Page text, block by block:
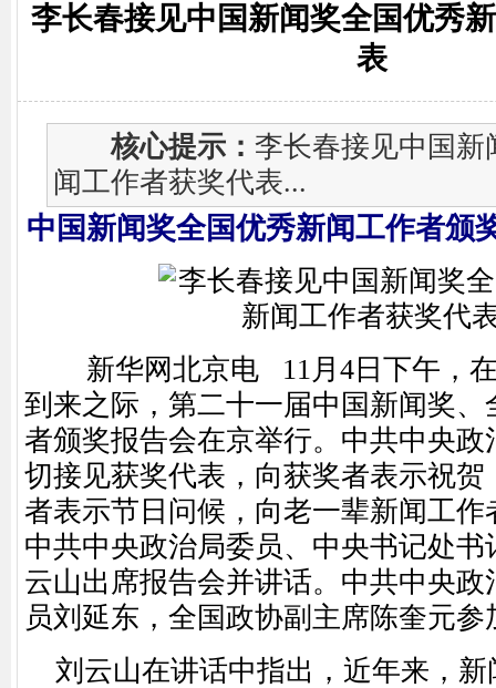
李长春接见中国新闻奖全国优秀
表
核心提示： 李长春接见中国新
闻工作者获奖代表...
中国新闻奖全国优秀新闻工作者颁
新华网北京电 11月4日下午，在
到来之际，第二十一届中国新闻奖、
者颁奖报告会在京举行。中共中央政
切接见获奖代表，向获奖者表示祝贺
者表示节日问候，向老一辈新闻工作
中共中央政治局委员、中央书记处
云山出席报告会并讲话。中共中央
员刘延东，全国政协副主席陈奎元参
刘云山在讲话中指出，近年来，新